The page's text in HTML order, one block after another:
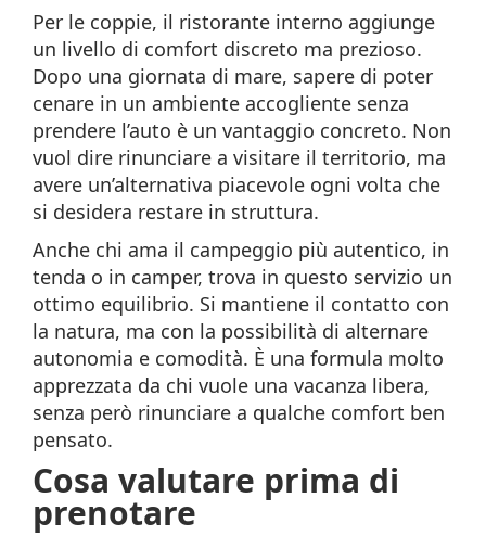
Per le coppie, il ristorante interno aggiunge
un livello di comfort discreto ma prezioso.
Dopo una giornata di mare, sapere di poter
cenare in un ambiente accogliente senza
prendere l’auto è un vantaggio concreto. Non
vuol dire rinunciare a visitare il territorio, ma
avere un’alternativa piacevole ogni volta che
si desidera restare in struttura.
Anche chi ama il campeggio più autentico, in
tenda o in camper, trova in questo servizio un
ottimo equilibrio. Si mantiene il contatto con
la natura, ma con la possibilità di alternare
autonomia e comodità. È una formula molto
apprezzata da chi vuole una vacanza libera,
senza però rinunciare a qualche comfort ben
pensato.
Cosa valutare prima di
prenotare